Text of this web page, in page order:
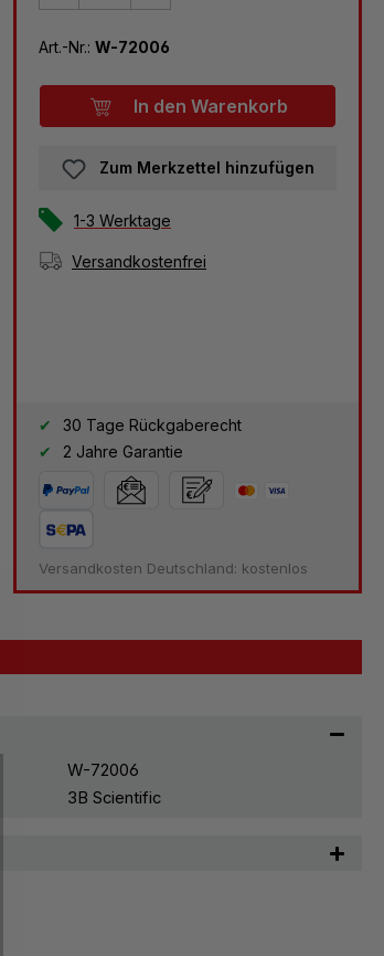
Art.-Nr.: W-72006
In den Warenkorb
Zum Merkzettel hinzufügen
1-3 Werktage
Versandkostenfrei
30 Tage Rückgaberecht
2 Jahre Garantie
Versandkosten Deutschland: kostenlos
W-72006
3B Scientific